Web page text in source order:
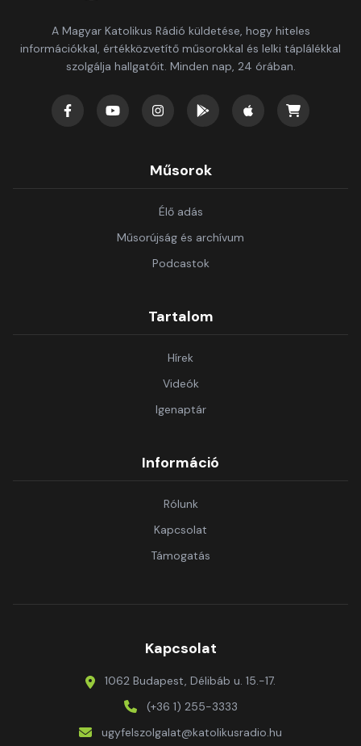
A Magyar Katolikus Rádió küldetése, hogy hiteles
információkkal, értékközvetítő műsorokkal és lelki táplálékkal
szolgálja hallgatóit. Minden nap, 24 órában.
Műsorok
Élő adás
Műsorújság és archívum
Podcastok
Tartalom
Hírek
Videók
Igenaptár
Információ
Rólunk
Kapcsolat
Támogatás
Kapcsolat
1062 Budapest, Délibáb u. 15.-17.
(+36 1) 255-3333
ugyfelszolgalat@katolikusradio.hu